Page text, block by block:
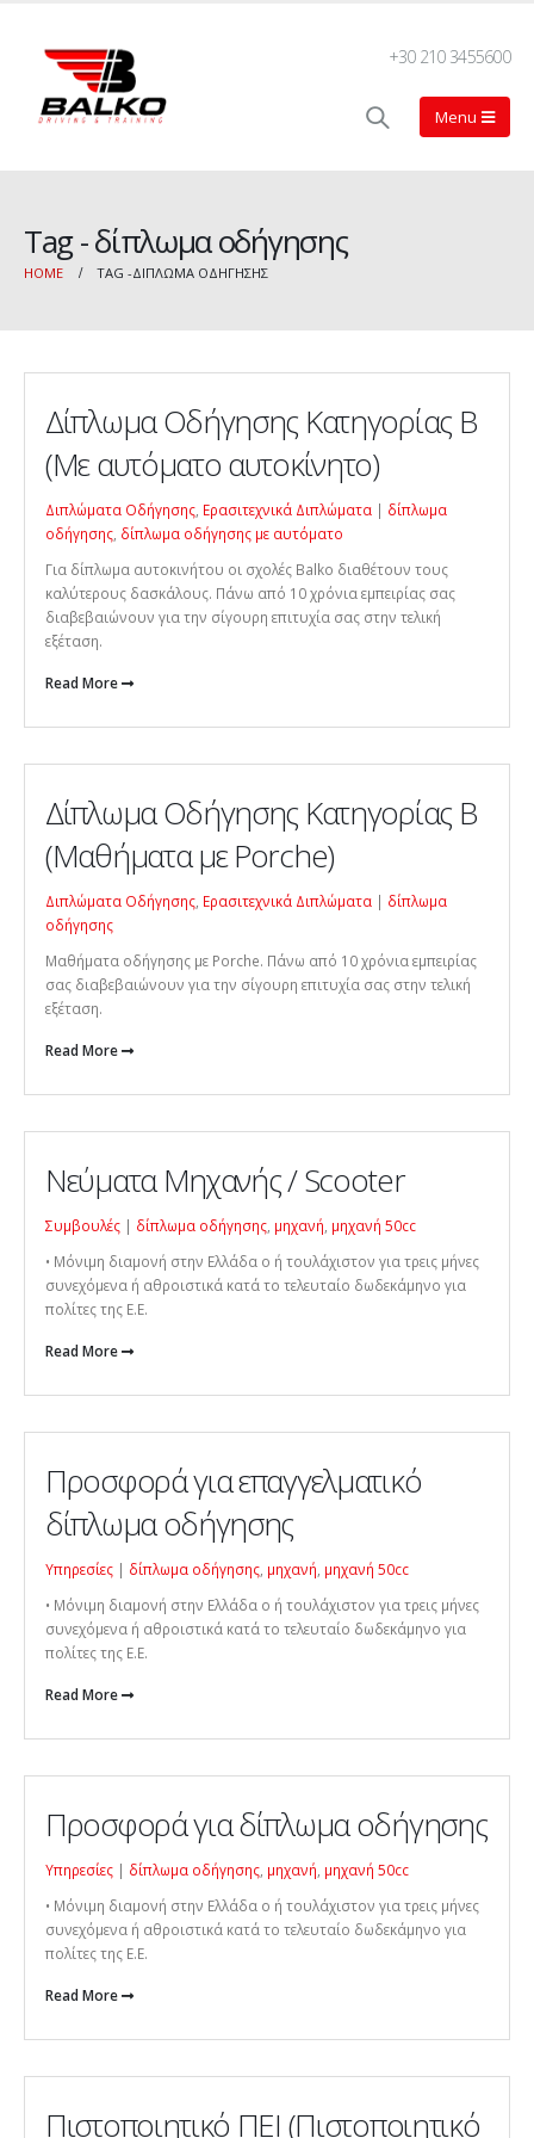
+30 210 3455600
Tag - δίπλωμα οδήγησης
HOME TAG -ΔΊΠΛΩΜΑ ΟΔΉΓΗΣΗΣ
Δίπλωμα Οδήγησης Κατηγορίας Β
(Με αυτόματο αυτοκίνητο)
Διπλώματα Οδήγησης Ερασιτεχνικά Διπλώματα | δίπλωμα
οδήγησης δίπλωμα οδήγησης με αυτόματο
Για δίπλωμα αυτοκινήτου οι σχολές Balko διαθέτουν τους
καλύτερους δασκάλους. Πάνω από 10 χρόνια εμπειρίας σας
διαβεβαιώνουν για την σίγουρη επιτυχία σας στην τελική
εξέταση.
Read More
Δίπλωμα Οδήγησης Κατηγορίας Β
(Μαθήματα με Porche)
Διπλώματα Οδήγησης Ερασιτεχνικά Διπλώματα | δίπλωμα
οδήγησης
Μαθήματα οδήγησης με Porche. Πάνω από 10 χρόνια εμπειρίας
σας διαβεβαιώνουν για την σίγουρη επιτυχία σας στην τελική
εξέταση.
Read More
Νεύματα Μηχανής / Scooter
Συμβουλές | δίπλωμα οδήγησης μηχανή μηχανή 50cc
• Μόνιμη διαμονή στην Ελλάδα o ή τουλάχιστον για τρεις μήνες
συνεχόμενα ή αθροιστικά κατά το τελευταίο δωδεκάμηνο για
πολίτες της Ε.Ε.
Read More
Προσφορά για επαγγελματικό
δίπλωμα οδήγησης
Υπηρεσίες | δίπλωμα οδήγησης μηχανή μηχανή 50cc
• Μόνιμη διαμονή στην Ελλάδα o ή τουλάχιστον για τρεις μήνες
συνεχόμενα ή αθροιστικά κατά το τελευταίο δωδεκάμηνο για
πολίτες της Ε.Ε.
Read More
Προσφορά για δίπλωμα οδήγησης
Υπηρεσίες | δίπλωμα οδήγησης μηχανή μηχανή 50cc
• Μόνιμη διαμονή στην Ελλάδα o ή τουλάχιστον για τρεις μήνες
συνεχόμενα ή αθροιστικά κατά το τελευταίο δωδεκάμηνο για
πολίτες της Ε.Ε.
Read More
Πιστοποιητικό ΠΕΙ (Πιστοποιητικό